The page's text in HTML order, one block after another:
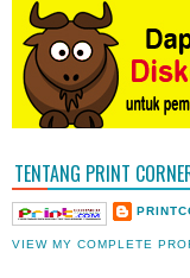
TENTANG PRINT
VIEW MY COMPLETE